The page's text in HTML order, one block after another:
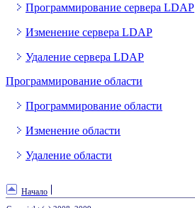
Программирование сервера LDAP
Изменение сервера LDAP
Удаление сервера LDAP
Программирование области
Программирование области
Изменение области
Удаление области
Начало